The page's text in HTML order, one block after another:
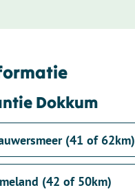
Dokkum
(41 of 62km)
(42 of 50km)